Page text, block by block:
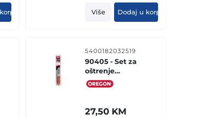
Više Dodaj u korpu
5400182032519
90405 - Set za
oštrenje
4.0mm
(BLISTER)
27,50 KM